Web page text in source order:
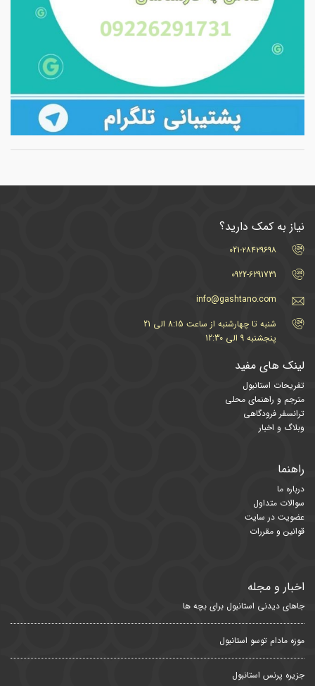
نیاز به کمک دارید؟
021-۲۸۴۲۹۶۹۸
0922-6291731
info@gashtano.com
شنبه تا چهارشنبه از ساعت 8:15 الی 21
پنجشنبه 9 الی 12:30
لینک های مفید
تفریحات استانبول
مترجم و راهنمای محلی
ترانسفر فرودگاهی
وبلاگ و اخبار
راهنما
درباره ما
سوالات متداول
عضویت در سایت
قوانین و مقررات
اخبار و مجله
جاهای دیدنی استانبول برای بچه ها
موزه مادام توسو استانبول
جزیره پرنس استانبول